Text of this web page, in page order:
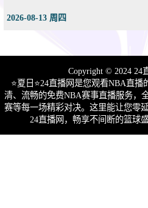
2026-08-13 周四
Copyright © 2024 24
⭐️夏日⭐24直播网是您观看NBA直
清、流畅的免费NBA赛事直播服务，
赛等每一场精彩对决。这里能让您零
24直播网，畅享不间断的篮球